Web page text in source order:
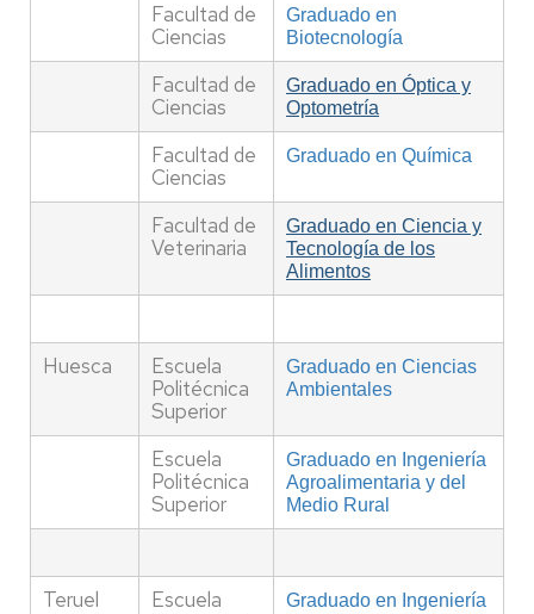
Facultad de
Ciencias
Graduado en
Biotecnología
Facultad de
Ciencias
Graduado en Óptica y
Optometría
Facultad de
Ciencias
Graduado en Química
Facultad de
Veterinaria
Graduado en Ciencia y
Tecnología de los
Alimentos
Huesca
Escuela
Politécnica
Superior
Graduado en Ciencias
Ambientales
Escuela
Politécnica
Superior
Graduado en Ingeniería
Agroalimentaria y del
Medio Rural
Teruel
Escuela
Graduado en Ingeniería